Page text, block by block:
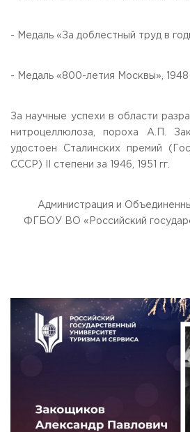
- Медаль «За доблестный труд в
- Медаль «800-летия Москвы», 1948
За научные успехи в области
нитроцеллюлоза, пороха А.П.
удостоен Сталинских премий
СССР) II степени за 1946, 1951 гг.
Администрация и
ФГБОУ ВО «Российский